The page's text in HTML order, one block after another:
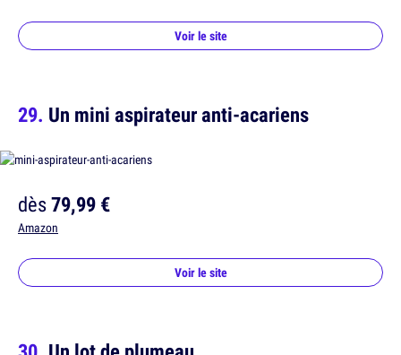
Voir le site
Un mini aspirateur anti-acariens
dès79,99 €
Amazon
Voir le site